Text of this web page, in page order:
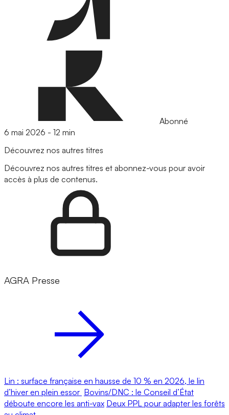
Abonné
6 mai 2026 - 12 min
Découvrez nos autres titres
Découvrez nos autres titres et abonnez-vous pour avoir
accès à plus de contenus.
AGRA Presse
Lin : surface française en hausse de 10 % en 2026, le lin
d’hiver en plein essor Bovins/DNC : le Conseil d’État
déboute encore les anti-vax Deux PPL pour adapter les forêts